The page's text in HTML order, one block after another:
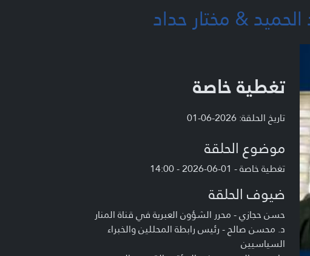
& مختار حداد
تغطية خاصة
تاريخ الحلقة: 2026-06-01
موضوع الحلقة
تغطية خاصة - 01-06-2026 - 14:00
ضيوف الحلقة
حسن حجازي - محرر الشؤون العبرية في قناة المنار
د. محسن صالح - رئيس رابطة المحللين والخبراء
السياسيين